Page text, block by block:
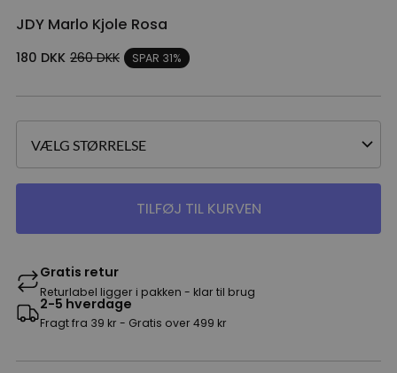
JDY Marlo Kjole Rosa
180 DKK 260DKK SPAR 31%
TILFØJ TIL KURVEN
Gratis retur
Returlabel ligger i pakken - klar til brug
2-5 hverdage
Fragt fra 39 kr - Gratis over 499 kr